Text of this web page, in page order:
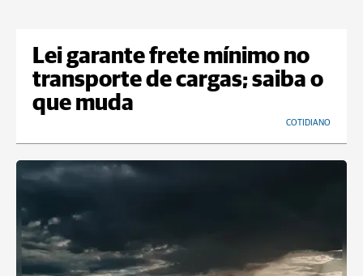
Lei garante frete mínimo no
transporte de cargas; saiba o
que muda
COTIDIANO